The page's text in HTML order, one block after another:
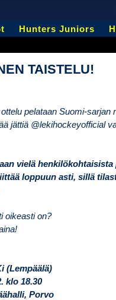
Hunters Juniors
TAISTELU!
pelataan Suomi-sarjan
jättiä @lekihockeyofficial
vielä
loppuun asti, sillä
oikeasti on?
(Lempäälä)
klo 18.30
Porvo